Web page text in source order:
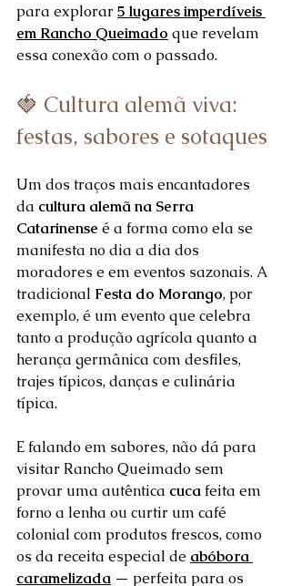
para explorar 5 lugares imperdíveis
em Rancho Queimado que revelam
essa conexão com o passado.
🍓 Cultura alemã viva:
festas, sabores e sotaques
Um dos traços mais encantadores
da cultura alemã na Serra
Catarinense é a forma como ela se
manifesta no dia a dia dos
moradores e em eventos sazonais. A
tradicional Festa do Morango, por
exemplo, é um evento que celebra
tanto a produção agrícola quanto a
herança germânica com desfiles,
trajes típicos, danças e culinária
típica.
E falando em sabores, não dá para
visitar Rancho Queimado sem
provar uma autêntica cuca feita em
forno a lenha ou curtir um café
colonial com produtos frescos, como
os da receita especial de abóbora
caramelizada — perfeita para os